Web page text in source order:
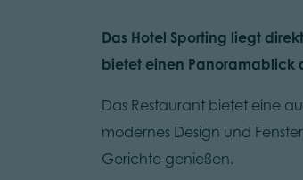
Das Hotel Sporting liegt
bietet einen Panoramablick
Das Restaurant bietet eine
modernes Design und
Gerichte genießen.